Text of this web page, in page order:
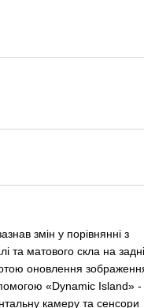
змін у порівнянні з
та матового скла на
оновлення
«Dynamic Island» -
камеру та сенсори